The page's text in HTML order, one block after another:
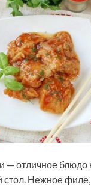
— отличное
стол. Нежное филе,